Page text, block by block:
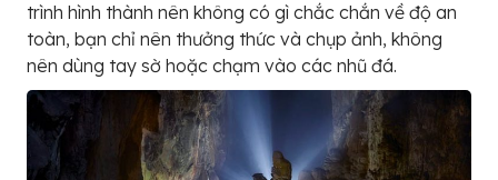
trình hình thành nên không có gì chắc chắn về độ an
toàn, bạn chỉ nên thưởng thức và chụp ảnh, không
nên dùng tay sờ hoặc chạm vào các nhũ đá.